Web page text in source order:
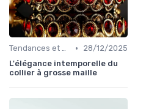
Tendances et Conseils de Style •
28/12/2025
L'élégance intemporelle du
collier à grosse maille